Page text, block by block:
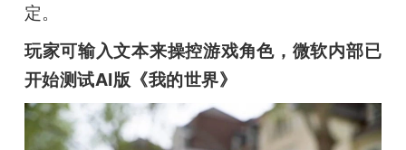
定。
玩家可输入文本来操控游戏角色，微软内部已
开始测试AI版《我的世界》